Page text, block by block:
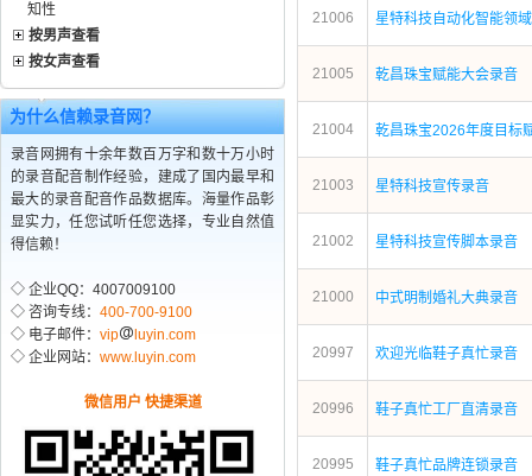
知性
按男声查看
按女声查看
为什么信赖录音网？
录音网拥有十余年数百万字和数十万小时
的录音配音制作经验，建成了国内最早和
最大的录音配音作品数据库。海量作品彰
显实力，任您试听任您选择，专业自然值
得信赖！
◇ 企业QQ：4007009100
◇ 咨询专线： 400-700-9100
◇ 电子邮件： vip
luyin.com
◇ 企业网站： www.luyin.com
微信用户 快捷渠道
21006 星特科技自动化智能领
21005 乾昌珠宝赋能大会录音
21004 乾昌珠宝2026年度目标
21003 星特科技宣传录音
21002 星特科技宣传脚本录音
21000 中式明制婚礼大典录音
20997 欢迎光临鞋子真忙录音
20996 鞋子真忙工厂直清录音
20995 鞋子真忙品牌连锁录音